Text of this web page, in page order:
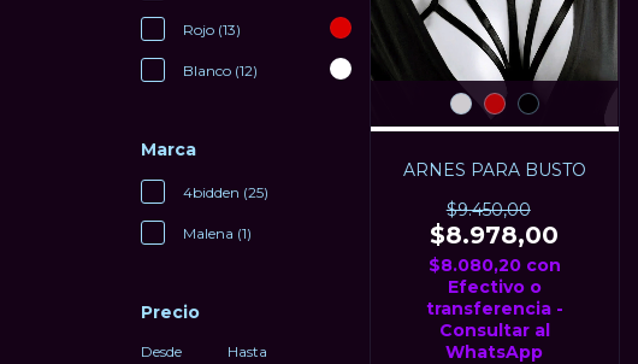
Rojo (13)
Blanco (12)
Marca
4bidden (25)
Malena (1)
Precio
Desde Hasta
ARNES PARA BUSTO
$9.450,00
$8.978,00
$8.080,20 con
Efectivo o
transferencia -
Consultar al
WhatsApp